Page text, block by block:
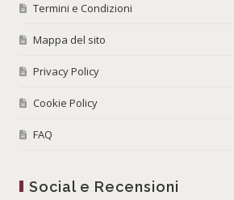
Termini e Condizioni
Mappa del sito
Privacy Policy
Cookie Policy
FAQ
Social e Recensioni